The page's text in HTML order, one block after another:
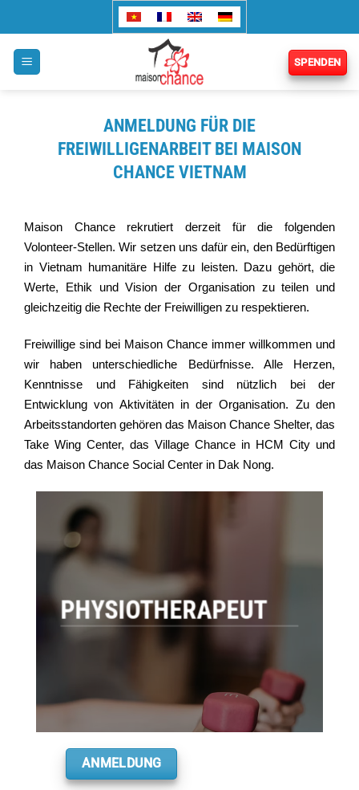
springen
SPENDEN
ANMELDUNG FÜR DIE
FREIWILLIGENARBEIT BEI MAISON
CHANCE VIETNAM
Maison Chance rekrutiert derzeit für die folgenden
Volonteer-Stellen. Wir setzen uns dafür ein, den Bedürftigen
in Vietnam humanitäre Hilfe zu leisten. Dazu gehört, die
Werte, Ethik und Vision der Organisation zu teilen und
gleichzeitig die Rechte der Freiwilligen zu respektieren.
Freiwillige sind bei Maison Chance immer willkommen und
wir haben unterschiedliche Bedürfnisse. Alle Herzen,
Kenntnisse und Fähigkeiten sind nützlich bei der
Entwicklung von Aktivitäten in der Organisation. Zu den
Arbeitsstandorten gehören das Maison Chance Shelter, das
Take Wing Center, das Village Chance in HCM City und
das Maison Chance Social Center in Dak Nong.
PHYSIOTHERAPEUT
ANMELDUNG